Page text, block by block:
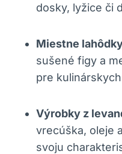
dosky, lyžice či
Miestne
sušené figy a
pre
Výrobky z
vrecúška, oleje
svoju